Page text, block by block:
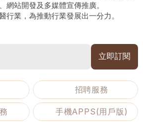
網站開發及多媒體宣傳推廣。
行業，為推動行業發展出一分力。
招聘服務
手機APPS(用戶版)